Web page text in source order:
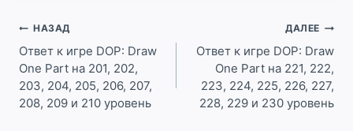
Навигация
по
записям
НАЗАД
Ответ к игре DOP: Draw
One Part на 201, 202,
203, 204, 205, 206, 207,
208, 209 и 210 уровень
ДАЛЕЕ
Ответ к игре DOP: Draw
One Part на 221, 222,
223, 224, 225, 226, 227,
228, 229 и 230 уровень